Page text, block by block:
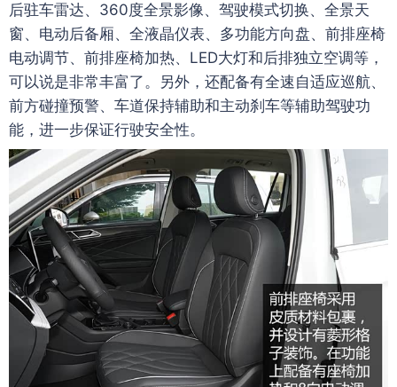
后驻车雷达、360度全景影像、驾驶模式切换、全景天
窗、电动后备厢、全液晶仪表、多功能方向盘、前排座椅
电动调节、前排座椅加热、LED大灯和后排独立空调等，
可以说是非常丰富了。另外，还配备有全速自适应巡航、
前方碰撞预警、车道保持辅助和主动刹车等辅助驾驶功
能，进一步保证行驶安全性。